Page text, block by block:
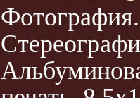
Фотография.